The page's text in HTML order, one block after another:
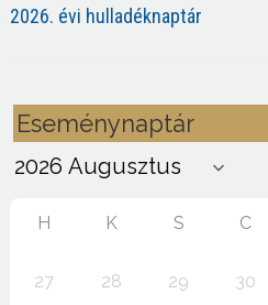
2026. évi hulladéknaptár
Eseménynaptár
H K S C
27 28 29 30